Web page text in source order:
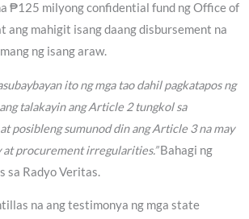
₱125 milyong confidential fund ng Office of
ang mahigit isang daang disbursement na
ng isang araw.
ito ng mga tao dahil pagkatapos ng
talakayin ang Article 2 tungkol sa
posibleng sumunod din ang Article 3 na may
at procurement irregularities.”Bahagi ng
sa Radyo Veritas.
na ang testimonya ng mga state